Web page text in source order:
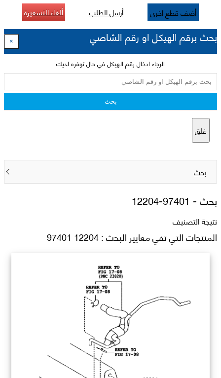
أضف قطع اخرى أرسل الطلب ألغاء التسعيرة
بحث برقم الهيكل او رقم الشاصي ×
الرجاء ادخال رقم الهيكل في حال توفره لديك
بحث
غلق
بحث
بحث - 12204-97401
نتيجة التصنيف
المنتجات التي تفي معايير البحث : 12204 97401